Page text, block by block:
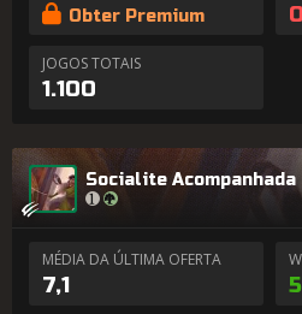
Obter Premium
JOGOS TOTAIS
1.100
Socialite Acompanhada
MÉDIA DA ÚLTIMA OFERTA
7,1